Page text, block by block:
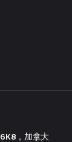
，加拿大